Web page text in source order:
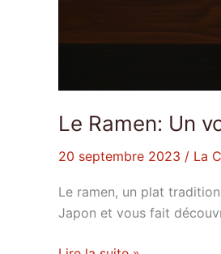
Le Ramen: Un
20 septembre 2023 / La
Le ramen, un plat
Japon et vous fait